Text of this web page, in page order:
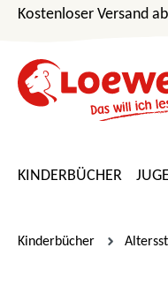
Hauptinhalt springen
Zur Suche springen
Zur Hauptnavigation
Kostenloser Versand
KINDERBÜCHER
Kinderbücher